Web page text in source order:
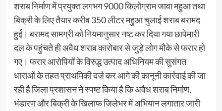
शराब निर्माण में प्रयुक्त लगभग 9000 किलोग्राम जावा महुआ तथा
बिक्री के लिए तैयार करीब 350 लीटर महुआ चुलाई शराब बरामद
हुई। बरामद सामग्री को नियमानुसार नष्ट कर दिया गया छापेमारी
दल के पहुंचते ही अवैध शराब कारोबार से जुड़े लोग मौके से फरार हो
गए। फरार आरोपियों के विरुद्ध उत्पाद अधिनियम की सुसंगत
धाराओं के तहत प्राथमिकी दर्ज कर आगे की कानूनी कार्रवाई की जा
रही है जिला प्रशासन ने स्पष्ट किया है कि अवैध शराब निर्माण,
भंडारण और बिक्री के खिलाफ जिलेभर में अभियान लगातार जारी